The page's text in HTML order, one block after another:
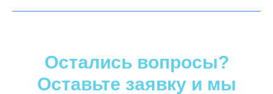
Остались вопросы?
Оставьте заявку и мы